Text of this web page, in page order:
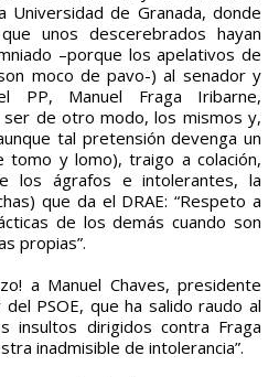
Universidad de Granada, donde
unos descerebrados hayan
–porque los apelativos de
moco de pavo-) al senador y
PP, Manuel Fraga Iribarne,
de otro modo, los mismos y,
tal pretensión devenga un
tomo y lomo), traigo a colación,
los ágrafos e intolerantes, la
que da el DRAE: “Respeto a
de los demás cuando son
propias”.
a Manuel Chaves, presidente
PSOE, que ha salido raudo al
insultos dirigidos contra Fraga
inadmisible de intolerancia”.